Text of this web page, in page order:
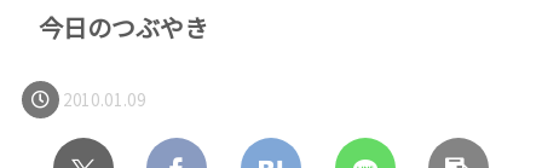
今日のつぶやき
2010.01.09